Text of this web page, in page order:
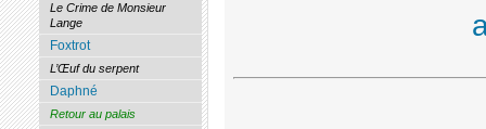
Le Crime de Monsieur
Lange
Foxtrot
L’Œuf du serpent
Daphné
Retour au palais